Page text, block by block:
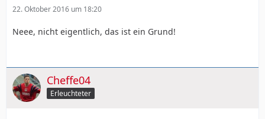
22. Oktober 2016 um 18:20
Neee, nicht eigentlich, das ist ein Grund!
Cheffe04
Erleuchteter